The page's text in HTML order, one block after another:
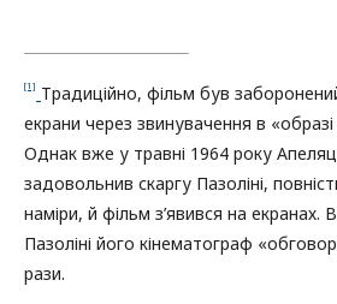
[1] Традиційно, фільм був
екрани через звинувачення в «образі
Однак вже у травні 1964 року
задовольнив скаргу Пазоліні,
наміри, й фільм з’явився на екранах.
Пазоліні його кінематограф
рази.